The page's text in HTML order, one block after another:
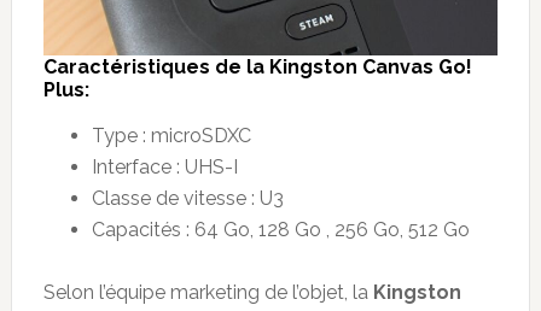
Caractéristiques de la Kingston Canvas Go!
Plus:
Type : microSDXC
Interface : UHS-I
Classe de vitesse : U3
Capacités : 64 Go, 128 Go , 256 Go, 512 Go
Selon l’équipe marketing de l’objet, la Kingston